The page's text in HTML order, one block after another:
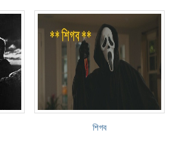
শিগব